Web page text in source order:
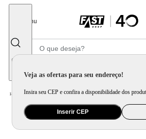
Menu
Veja as ofertas para seu endereço!
Insira seu CEP e confira a disponibilidade dos
Inserir CEP
Home Informática e Games / Notebook